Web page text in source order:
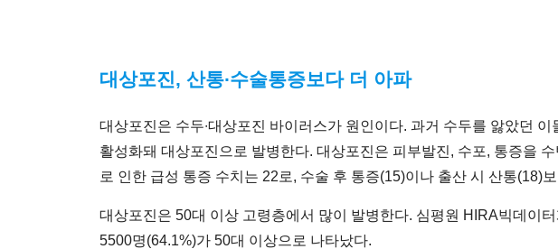
대상포진, 산통∙수술통증보다 더 아파
대상포진은 수두∙대상포진 바이러스가 원인이다. 과거 수두를 앓았던
활성화돼 대상포진으로 발병한다. 대상포진은 피부발진, 수포, 통증을
로 인한 급성 통증 수치는 22로, 수술 후 통증(15)이나 출산 시 산통(18)
대상포진은 50대 이상 고령층에서 많이 발병한다. 심평원 HIRA빅데이
5500명(64.1%)가 50대 이상으로 나타났다.